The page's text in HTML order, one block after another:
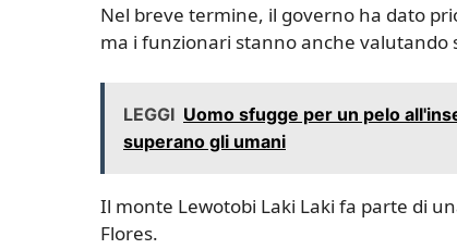
Nel breve termine, il governo ha dato
ma i funzionari stanno anche
LEGGI Uomo sfugge per un pelo
superano gli umani
Il monte Lewotobi Laki Laki fa parte di
Flores.